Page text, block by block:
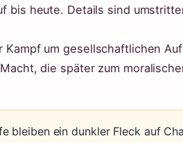
bis heute. Details sind
Kampf um gesellschaftlichen
die später zum
bleiben ein dunkler Fleck auf